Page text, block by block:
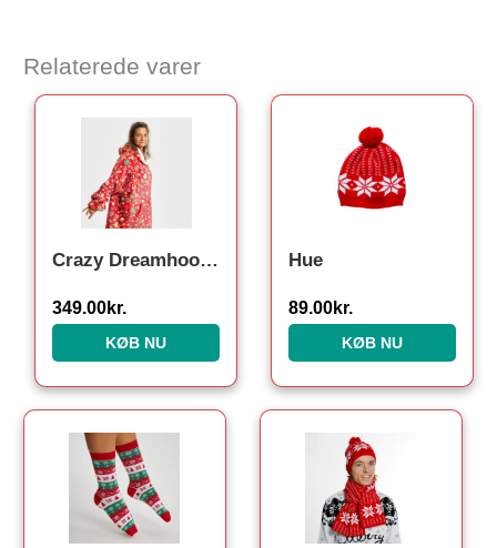
Relaterede varer
Crazy Dreamhoodie Rød – Voksen
349.00kr.
KØB NU
Hue
89.00kr.
KØB NU